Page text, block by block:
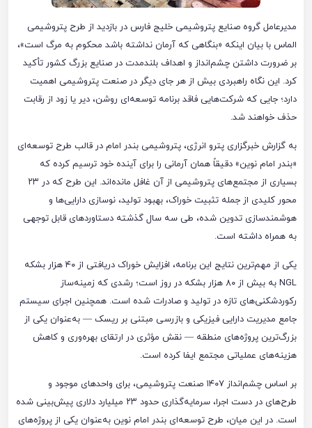
مدیرعامل گروه صنایع پتروشیمی خلیج فارس در بازدید از طرح پتروشیمی
الماس با بیان اینکه «بنگاهی که آرمان نداشته باشد محکوم به مرگ است»،
بر ضرورت داشتن چشم‌انداز و اهداف بلندمدت در صنایع بزرگ کشور تأکید
کرد. این نگاه راهبردی بیش از هر جای دیگر در صنعت پتروشیمی اهمیت
دارد؛ جایی که شرکت‌هایی فاقد برنامه توسعه‌ای روشن، دیر یا زود از رقابت
حذف خواهند شد.
به گزارش خبرگزاری پترو انرژی، پتروشیمی بندر امام در قالب طرح توسعه‌ای
«بندر امام نوین» دقیقاً همان آرمانی را برای آینده خود ترسیم کرده که
بسیاری از مجتمع‌های پتروشیمی از آن غافل مانده‌اند. این طرح که در ۲۳
محور کلیدی از جمله تثبیت خوراک، بهبود تولید، نوسازی دارایی‌ها و
هوشمندسازی تدوین شده، طی سه سال گذشته دستاوردهای قابل توجهی
به همراه داشته است.
یکی از مهم‌ترین نتایج این برنامه، افزایش خوراک دریافتی از ۴۰ هزار بشکه
NGL به بیش از ۸۰ هزار بشکه در روز است؛ رشدی که زمینه‌ساز
رکوردشکنی‌های تازه در تولید و صادرات شده است. همچنین اجرای سیستم
جامع مدیریت دارایی فیزیکی و بازرسی مبتنی بر ریسک — به‌عنوان یکی از
بزرگ‌ترین پروژه‌های منطقه — نقش مؤثری در ارتقای بهره‌وری و کاهش
هزینه‌های عملیاتی مجتمع ایفا کرده است.
بر اساس چشم‌انداز ۱۴۰۷ صنعت پتروشیمی، برای واحدهای موجود و
طرح‌های در دست اجرا، سرمایه‌گذاری حدود ۲۳ میلیارد دلاری پیش‌بینی شده
است. در این میان، طرح توسعه‌ای بندر امام نوین به‌عنوان یکی از پروژه‌های